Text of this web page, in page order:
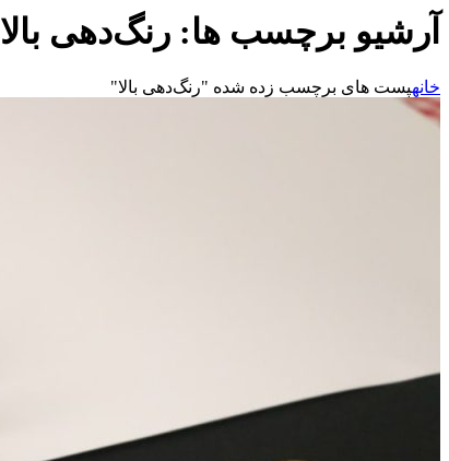
آرشیو برچسب ها: رنگ‌دهی بالا
خانهپست های برچسب زده شده "رنگ‌دهی بالا"